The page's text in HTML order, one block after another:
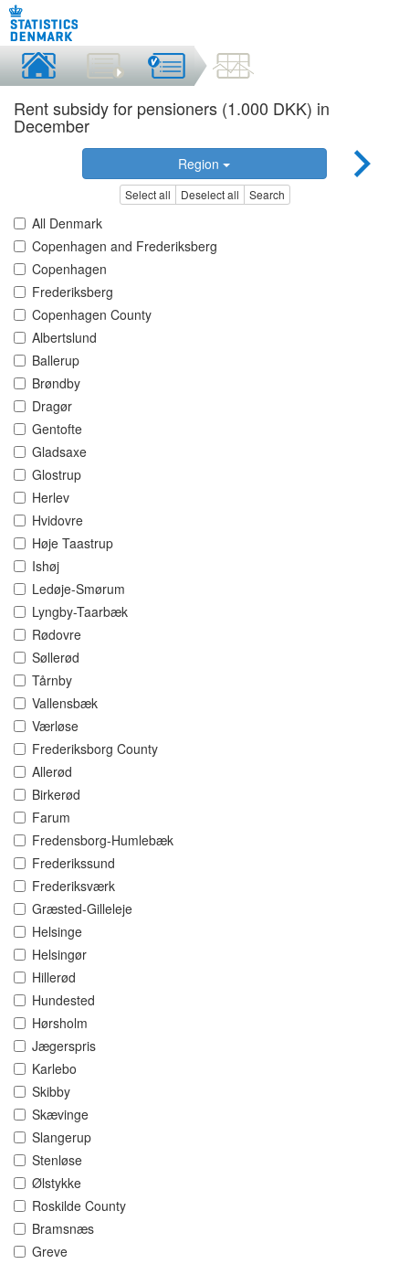
Rent subsidy for pensioners (1.000 DKK) in
December
Region
Select all Deselect all Search
All Denmark
Copenhagen and Frederiksberg
Copenhagen
Frederiksberg
Copenhagen County
Albertslund
Ballerup
Brøndby
Dragør
Gentofte
Gladsaxe
Glostrup
Herlev
Hvidovre
Høje Taastrup
Ishøj
Ledøje-Smørum
Lyngby-Taarbæk
Rødovre
Søllerød
Tårnby
Vallensbæk
Værløse
Frederiksborg County
Allerød
Birkerød
Farum
Fredensborg-Humlebæk
Frederikssund
Frederiksværk
Græsted-Gilleleje
Helsinge
Helsingør
Hillerød
Hundested
Hørsholm
Jægerspris
Karlebo
Skibby
Skævinge
Slangerup
Stenløse
Ølstykke
Roskilde County
Bramsnæs
Greve